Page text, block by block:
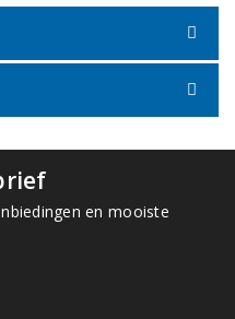
en mooiste